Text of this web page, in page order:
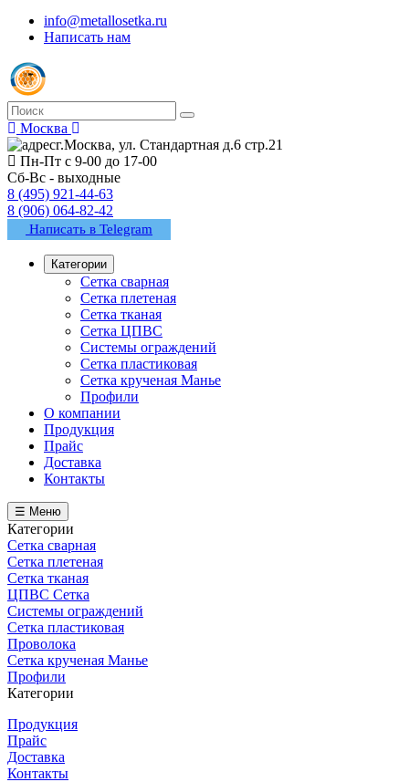
info@metallosetka.ru
Написать нам
Москва
г.Москва, ул. Стандартная д.6 стр.21
Пн-Пт с 9-00 до 17-00
Сб-Вс - выходные
8 (495) 921-44-63
8 (906) 064-82-42
Написать в Telegram
Категории
Сетка сварная
Сетка плетеная
Сетка тканая
Сетка ЦПВС
Системы ограждений
Сетка пластиковая
Сетка крученая Манье
Профили
О компании
Продукция
Прайс
Доставка
Контакты
☰ Меню
Категории
Сетка сварная
Сетка плетеная
Сетка тканая
ЦПВС Сетка
Системы ограждений
Сетка пластиковая
Проволока
Сетка крученая Манье
Профили
Категории
Продукция
Прайс
Доставка
Контакты